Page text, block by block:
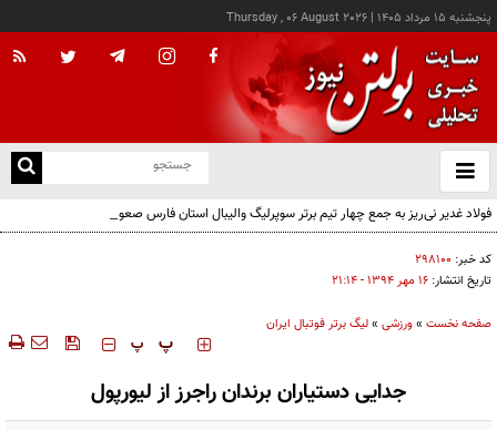
پنجشنبه ۱۵ مرداد ۱۴۰۵ |
Thursday , 06 August 2026
باز
و
فولاد غدیر نی‌ریز به جمع چهار تیم برتر سوپرلیگ والیبال استان فارس صعود کرد
کد خبر: ۲۹۸۱۰۰
تاریخ انتشار: ۱۶ مهر ۱۳۹۴ - ۲۱:۱۴
صفحه نخست »ورزشی »لیگ برتر فوتبال ایران
‍‍‍ پ پ
جدایی دستیاران برندان راجرز از لیورپول